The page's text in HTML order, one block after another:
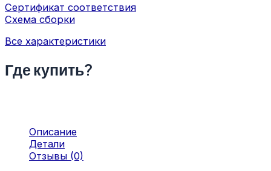
Сертификат соответствия
Схема сборки
Все характеристики
Где купить?
Описание
Детали
Отзывы (0)